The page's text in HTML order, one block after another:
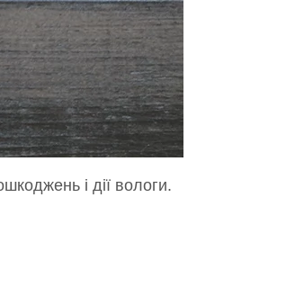
і дії вологи.